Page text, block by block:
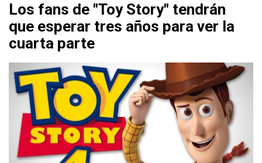
Los fans de "Toy Story" tendrán
que esperar tres años para ver la
cuarta parte